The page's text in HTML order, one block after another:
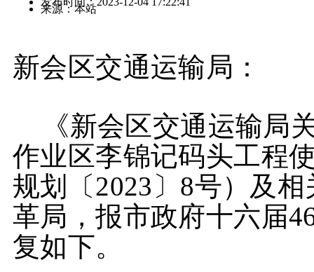
来源：本站
新会区交通运输局：
《新会区交通运输局
作业区李锦记码头工程
规划〔2023〕8号）及
革局，报市政府十六届
复如下。